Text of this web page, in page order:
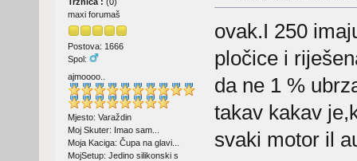
maxi forumaš
Postova: 1666
Spol:
ajmoooo..
Mjesto: Varaždin
Moj Skuter: Imao sam...
Moja Kaciga: Čupa na glavi...
MojSetup: Jedino silikonski s
ovak.I 250
pločice i
da ne 1 %
takav kakav
svaki motor il